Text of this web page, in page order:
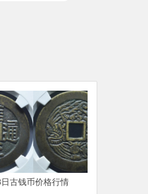
古钱币价格行情